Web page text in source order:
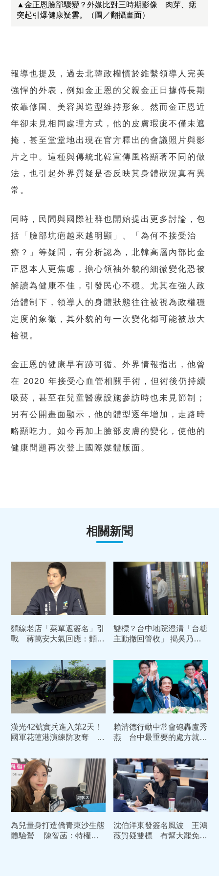
▲金正恩臉部驟變？外媒比對三時期影像 肉芽、痣
突起引爆健康疑雲。（圖／翻攝畫面）
報導也提及，過去北韓政權慣於維繫領導人完美
強悍的外表，例如金正恩的父親金正日據傳長期
依靠修圖、美容與造型維持形象。然而金正恩近
年卻未見相同處理方式，他的皮膚瑕疵不僅未遮
掩，甚至堂堂地出現在官方釋出的會議照片與影
片之中。這種與傳統北韓宣傳風格顯著不同的做
法，也引起外界質疑是否反映其身體狀況真有異
常。
同時，民間與國際社群也開始提出更多討論，包
括「臉部坑疤越來越明顯」、「為何不接受治
療？」等疑問，有分析認為，北韓高層內部比金
正恩本人更焦慮，擔心領袖外貌的細微變化恐被
解讀為健康不佳，引發民心不穩。尤其在強人政
治體制下，領導人的身體狀態往往被視為政權穩
定度的象徵，其外貌的每一次變化都可能被放大
檢視。
金正恩的健康早有跡可循。外界情報指出，他曾
在 2020 年接受心血管相關手術，但術後仍持續
吸菸，甚至在兒童醫療設施參訪時也未見節制；
另有公開畫面顯示，他的體型逐年增加，走路時
略顯吃力。如今再加上臉部皮膚的變化，使他的
健康問題再次登上國際媒體版面。
相關新聞
麵線老店「菜單遮簽名」引
戰 蔣萬安大氣回應：麵
雙標？台中地院澄清「台糖
主動撤回管收」 揭吳乃仁
紙」
漢光42號實兵進入第2天！
國軍花蓮港演練防攻奪 部
賴清德行動中常會砲轟盧秀
燕 台中最重要的處方就是
為兒量身打造僑青東沙生態
體驗營 陳智菡：特權媽
沈伯洋東發簽名風波 王鴻
薇質疑雙標 有幫大罷免時